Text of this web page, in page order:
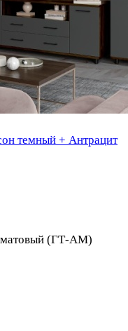
темный + Антрацит
матовый (ГТ-АМ)